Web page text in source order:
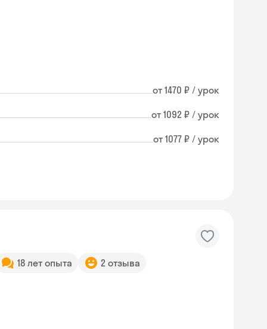
от 1470 ₽ / урок
от 1092 ₽ / урок
от 1077 ₽ / урок
18 лет опыта 2 отзыва